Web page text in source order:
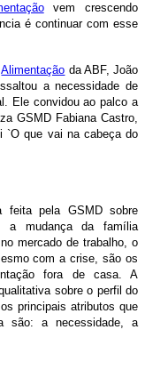
vem crescendo
é continuar com esse
Alimentação da ABF, João
a necessidade de
Ele convidou ao palco a
GSMD Fabiana Castro,
`O que vai na cabeça do
feita pela GSMD sobre
a mudança da família
mercado de trabalho, o
com a crise, são os
fora de casa. A
sobre o perfil do
principais atributos que
são: a necessidade, a